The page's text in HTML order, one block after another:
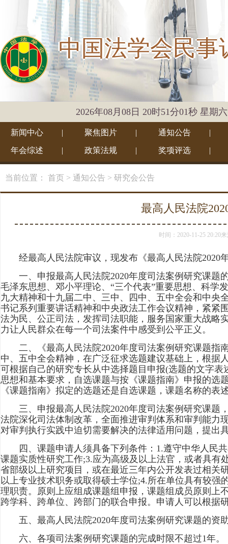
中国法学会民事
2026年08月08日 20时51分01秒 星期六
新闻中心 | 聚焦图片 | 通知公告 |
年会综述 | 政策法规 | 奖项评选 |
当前位置： 首页 > 通知公告 > 研究会公告
最高人民法院
时间： 2020-11-25 20:20来
经最高人民法院审议，现发布《最高人民法院2020
一、申报最高人民法院2020年度司法案例研究课题
毛泽东思想、邓小平理论、“三个代表”重要思想、科学
九大精神和十九届二中、三中、四中、五中全会和中央
书记系列重要讲话精神和中央政法工作会议精神，紧紧
法为民、公正司法，发挥司法职能，服务国家重大战略
力让人民群众在每一个司法案件中感受到公平正义。
二、《最高人民法院2020年度司法案例研究课题指
中、五中全会精神，在广泛征求选题建议基础上，根据
可根据自己的研究专长从中选择题目申报(选题的文字
思想和基本要求，自选课题与按《课题指南》申报的选
《课题指南》拟定的选题还是自选课题，课题名称的
三、申报最高人民法院2020年度司法案例研究课题
法院深化司法体制改革，全面推进审判体系和审判能力
对审判执行实践中迫切需要解决的法律适用问题，提出
四、课题申请人须具备下列条件：1.遵守中华人民共
课题实质性研究工作;3.应为高级及以上法官，或者具
省部级以上研究项目，或在最近三年内公开发表过相关
以上专业技术职务或取得硕士学位;4.所在单位具有较
理职责。原则上应组成课题组申报，课题组成员原则上
跨学科、跨单位、跨部门的联合申报。申请人可以根据
五、最高人民法院2020年度司法案例研究课题的资
六、各项司法案例研究课题的完成时限不超过1年。